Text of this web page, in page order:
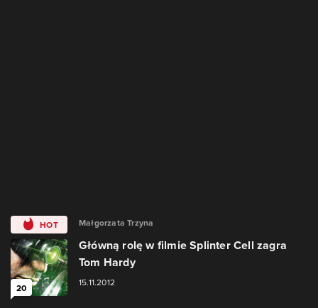
HOT
20
Małgorzata Trzyna
Główną rolę w filmie Splinter Cell zagra
Tom Hardy
15.11.2012